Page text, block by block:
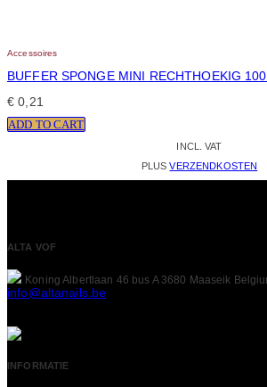
Accessoires
BUFFER SPONGE MINI RECHTHOEKIG
€ 0,21
ADD TO CART
INCL. VAT
PLUSVERZENDKOSTEN
ALTA VOF
Koning Albertlaan 46 bus A 3680 Maaseik
info@altanails.be
INFORMATIE